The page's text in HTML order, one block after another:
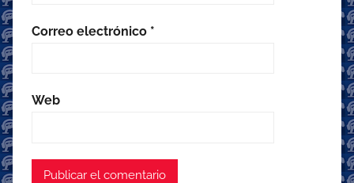
Correo electrónico *
Web